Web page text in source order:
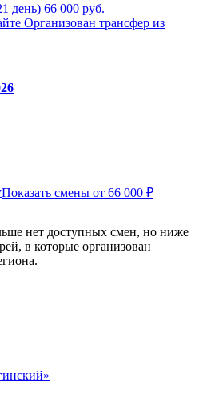
день) 66 000 руб.
Организован трансфер из
Показать смены от 66 000 ₽
нет доступных смен, но ниже
в которые организован